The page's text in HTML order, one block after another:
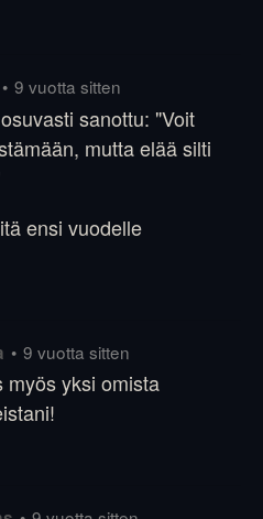
• 9 vuotta sitten
sanottu: "Voit
mutta elää silti
ensi vuodelle
• 9 vuotta sitten
myös yksi omista